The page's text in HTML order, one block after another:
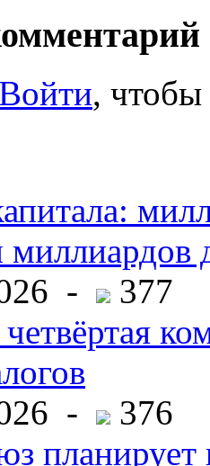
Войти, чтобы
миллиардов
-
377
-
376
планирует